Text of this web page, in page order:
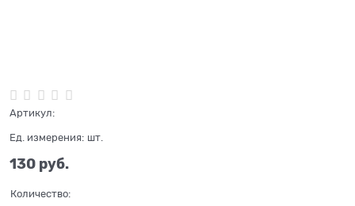
Артикул:
Ед. измерения: шт.
130 руб.
Количество: